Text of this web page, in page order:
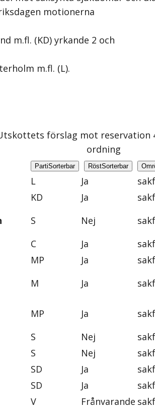
motionerna
m.fl. (KD) yrkande 2 och
m.fl. (L).
förslag mot reservation
ordning
PartiSorterbar RöstSorterbar
L Ja
KD Ja
S Nej
C Ja
MP Ja
M Ja
MP Ja
S Nej
S Nej
SD Ja
SD Ja
V Frånvarande